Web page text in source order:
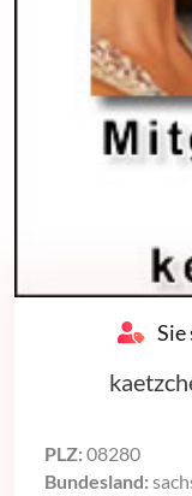
Sie
PLZ: 08280
Bundesland: